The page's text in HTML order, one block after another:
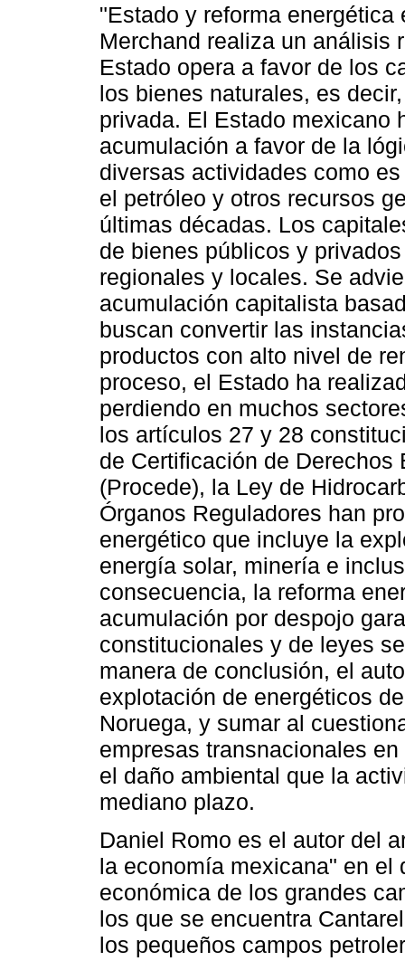
"Estado y reforma
Merchand realiza un análisis
Estado opera a favor de los
los bienes naturales, es
privada. El Estado mexicano
acumulación a favor de la
diversas actividades como
el petróleo y otros recursos
últimas décadas. Los
de bienes públicos y
regionales y locales. Se
acumulación capitalista
buscan convertir las
productos con alto nivel de
proceso, el Estado ha
perdiendo en muchos
los artículos 27 y 28
de Certificación de
(Procede), la Ley de
Órganos Reguladores han
energético que incluye la
energía solar, minería e
consecuencia, la reforma
acumulación por despojo
constitucionales y de leyes
manera de conclusión, el
explotación de energéticos
Noruega, y sumar al
empresas transnacionales
el daño ambiental que la
mediano plazo.
Daniel Romo es el autor del
la economía mexicana" en el
económica de los grandes
los que se encuentra
los pequeños campos